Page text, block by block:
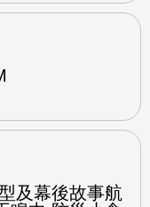
及幕後故事航